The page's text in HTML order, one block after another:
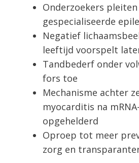
Onderzoekers
gespecialiseerde
Negatief
leeftijd voorspelt
Tandbederf onder
fors toe
Mechanisme achter
myocarditis na
opgehelderd
Oproep tot meer
zorg en